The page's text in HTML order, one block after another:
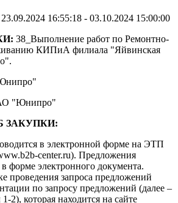
16:55:18 - 03.10.2024 15:00:00
38_Выполнение работ по Ремонтно-
КИПиА филиала "Яйвинская
"Юнипро"
ЗАКУПКИ:
в электронной форме на ЭТП
center.ru). Предложения
форме электронного документа.
проведения запроса предложений
по запросу предложений (далее –
2), которая находится на сайте